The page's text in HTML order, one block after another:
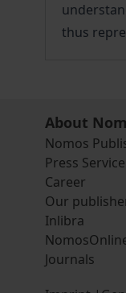
thus
About
Nomos
Press Service
Career
Our
Inlibra
Journals